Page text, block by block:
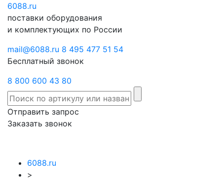
6088.ru
поставки оборудования
и комплектующих по России
mail@6088.ru 8 495 477 51 54
Бесплатный звонок
8 800 600 43 80
Отправить запрос
Заказать звонок
6088.ru
>
Отправить
запрос
звонок